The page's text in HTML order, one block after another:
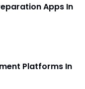
Apps In
Platforms In